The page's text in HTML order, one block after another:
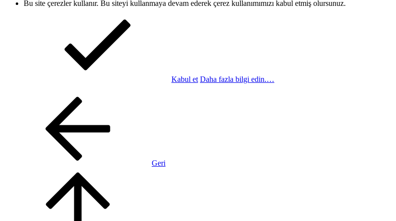
Bu site çerezler kullanır. Bu siteyi kullanmaya devam ederek çerez kullanımımızı kabul etmiş olursunuz.
Kabul et Daha fazla bilgi edin.…
Geri